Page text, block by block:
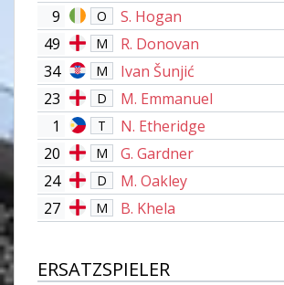
9 O S. Hogan
49 M R. Donovan
34 M Ivan Šunjić
23 D
M. Emmanuel
1
T
N. Etheridge
20
M
G. Gardner
24
D
M. Oakley
27
M B. Khela
ERSATZSPIELER